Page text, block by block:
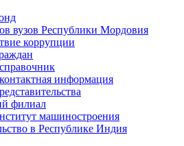
вузов Республики Мордовия
коррупции
информация
филиал
машиностроения
в Республике Индия